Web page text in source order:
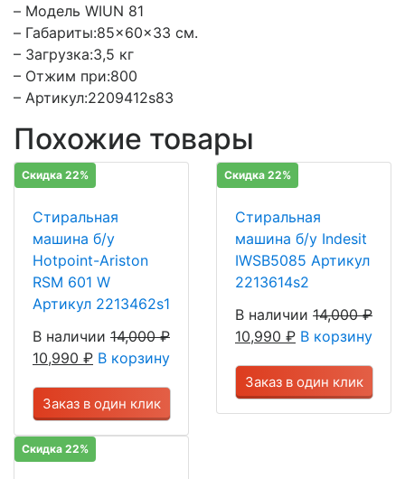
– Модель WIUN 81
– Габариты:85×60×33 см.
– Загрузка:3,5 кг
– Отжим при:800
– Артикул:2209412s83
Похожие товары
Скидка 22%
Стиральная
машина б/у
Hotpoint-Ariston
RSM 601 W
Артикул 2213462s1
В наличии 14,000₽
10,990 ₽ В корзину
Заказ в один клик
Скидка 22%
Стиральная
машина б/у Indesit
IWSB5085 Артикул
2213614s2
В наличии 14,000₽
10,990 ₽ В корзину
Заказ в один клик
Скидка 22%